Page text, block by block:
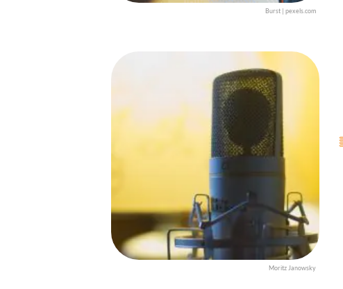
Burst | pexels.com
Moritz Janowsky